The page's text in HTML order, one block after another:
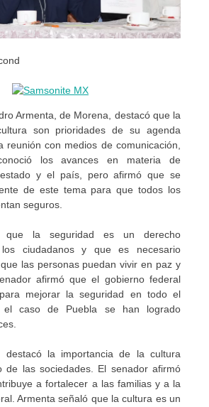
Armenta, de Morena, destacó que la
son prioridades de su agenda
reunión con medios de comunicación,
los avances en materia de
y el país, pero afirmó que se
de este tema para que todos los
seguros.
que la seguridad es un derecho
ciudadanos y que es necesario
las personas puedan vivir en paz y
afirmó que el gobierno federal
mejorar la seguridad en todo el
caso de Puebla se han logrado
destacó la importancia de la cultura
de las sociedades. El senador afirmó
a fortalecer a las familias y a la
Armenta señaló que la cultura es un